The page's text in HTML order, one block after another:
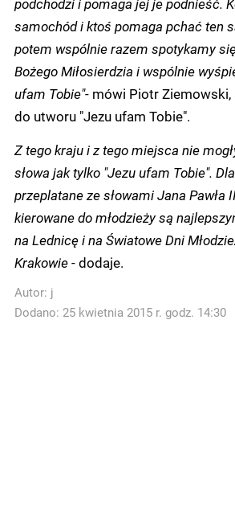
samochód i ktoś pomaga pchać ten
potem wspólnie razem spotykamy
Bożego Miłosierdzia i wspólnie
ufam Tobie"- mówi Piotr Ziemowski,
do utworu "Jezu ufam Tobie".
Z tego kraju i z tego miejsca nie
słowa jak tylko "Jezu ufam Tobie".
przeplatane ze słowami Jana Pawła
kierowane do młodzieży są
na Lednicę i na Światowe Dni
Krakowie- dodaje.
Autor: j
Dodano: 25 kwietnia 2015 r. godz. 14:30